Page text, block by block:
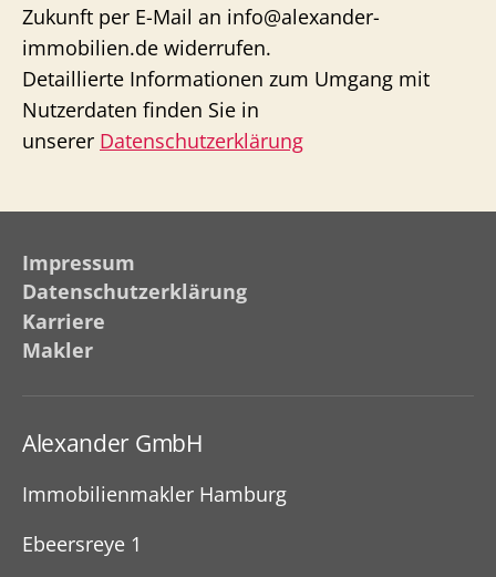
Zukunft per E-Mail an info@alexander-
immobilien.de widerrufen.
Detaillierte Informationen zum Umgang mit
Nutzerdaten finden Sie in
unserer Datenschutzerklärung
Impressum
Datenschutzerklärung
Karriere
Makler
Alexander GmbH
Immobilienmakler Hamburg
Ebeersreye 1